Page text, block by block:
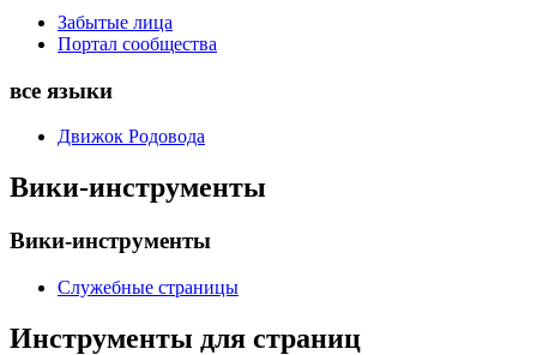
Забытые лица
Портал сообщества
все языки
Движок Родовода
Вики-инструменты
Вики-инструменты
Служебные страницы
Инструменты для страниц